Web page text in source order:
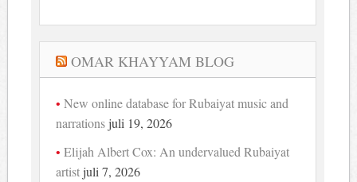
OMAR KHAYYAM BLOG
New online database for Rubaiyat music and
narrations juli 19, 2026
Elijah Albert Cox: An undervalued Rubaiyat
artist juli 7, 2026